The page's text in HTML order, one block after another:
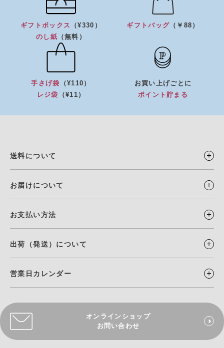
ギフトボックス
（¥330）
のし紙 （無料）
ギフトバッグ （￥88）
手さげ袋
（¥110）
レジ袋
（¥11）
お買い上げごとに
ポイント貯まる
送料について
お届けについて
お支払い方法
出荷（発送）について
営業日カレンダー
オンラインショップ
お問い合わせ